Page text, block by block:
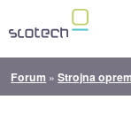
Forum »Strojna